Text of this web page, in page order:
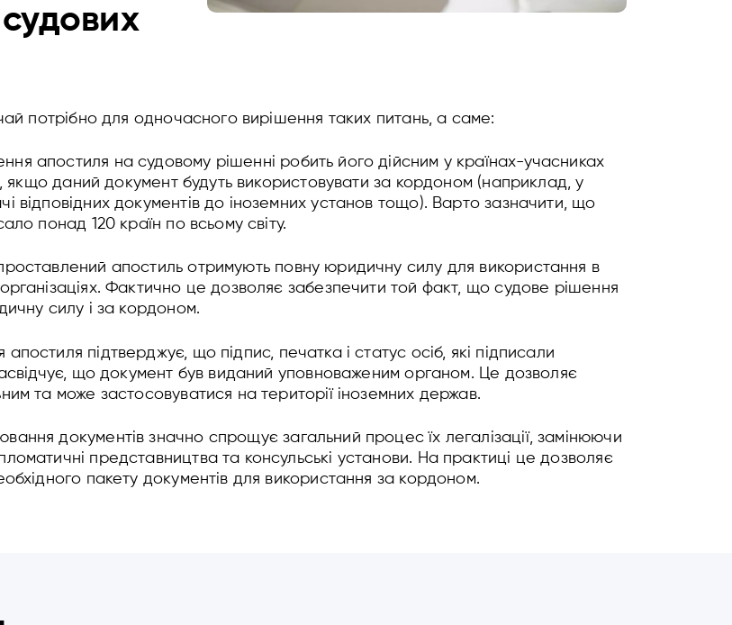
потрібно для одночасного вирішення таких питань, а саме:
апостиля на судовому рішенні робить його дійсним у країнах-учасниках
якщо даний документ будуть використовувати за кордоном (наприклад, у
відповідних документів до іноземних установ тощо). Варто зазначити, що
понад 120 країн по всьому світу.
апостиль отримують повну юридичну силу для використання в
Фактично це дозволяє забезпечити той факт, що судове рішення
силу і за кордоном.
підтверджує, що підпис, печатка і статус осіб, які підписали
що документ був виданий уповноваженим органом. Це дозволяє
та може застосовуватися на території іноземних держав.
документів значно спрощує загальний процес їх легалізації, замінюючи
представництва та консульські установи. На практиці це дозволяє
пакету документів для використання за кордоном.